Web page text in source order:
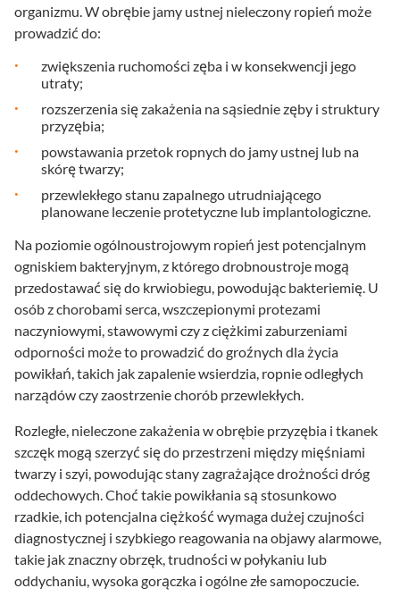
organizmu. W obrębie jamy ustnej nieleczony ropień może
prowadzić do:
zwiększenia ruchomości zęba i w konsekwencji jego
utraty;
rozszerzenia się zakażenia na sąsiednie zęby i struktury
przyzębia;
powstawania przetok ropnych do jamy ustnej lub na
skórę twarzy;
przewlekłego stanu zapalnego utrudniającego
planowane leczenie protetyczne lub implantologiczne.
Na poziomie ogólnoustrojowym ropień jest potencjalnym
ogniskiem bakteryjnym, z którego drobnoustroje mogą
przedostawać się do krwiobiegu, powodując bakteriemię. U
osób z chorobami serca, wszczepionymi protezami
naczyniowymi, stawowymi czy z ciężkimi zaburzeniami
odporności może to prowadzić do groźnych dla życia
powikłań, takich jak zapalenie wsierdzia, ropnie odległych
narządów czy zaostrzenie chorób przewlekłych.
Rozległe, nieleczone zakażenia w obrębie przyzębia i tkanek
szczęk mogą szerzyć się do przestrzeni między mięśniami
twarzy i szyi, powodując stany zagrażające drożności dróg
oddechowych. Choć takie powikłania są stosunkowo
rzadkie, ich potencjalna ciężkość wymaga dużej czujności
diagnostycznej i szybkiego reagowania na objawy alarmowe,
takie jak znaczny obrzęk, trudności w połykaniu lub
oddychaniu, wysoka gorączka i ogólne złe samopoczucie.